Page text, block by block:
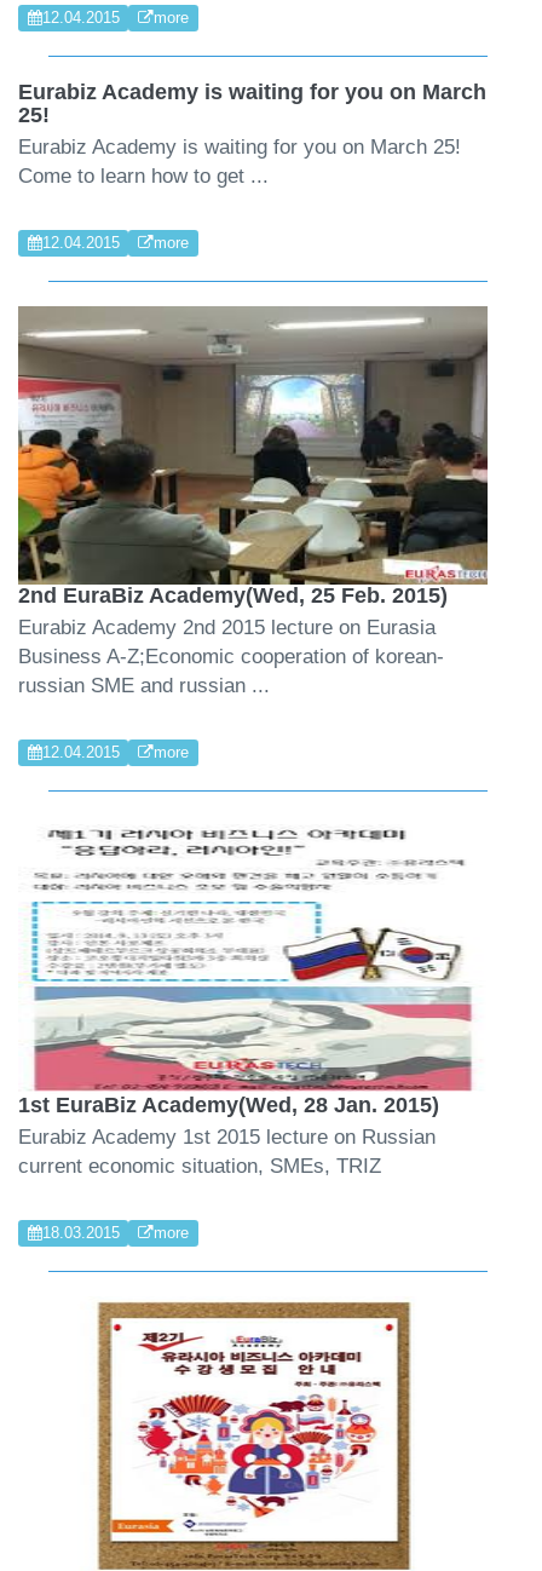
12.04.2015 more
Eurabiz Academy is waiting for you on March
25!
Eurabiz Academy is waiting for you on March 25!
Come to learn how to get ...
12.04.2015 more
2nd EuraBiz Academy(Wed, 25 Feb. 2015)
Eurabiz Academy 2nd 2015 lecture on Eurasia
Business A-Z;Economic cooperation of korean-
russian SME and russian ...
12.04.2015 more
1st EuraBiz Academy(Wed, 28 Jan. 2015)
Eurabiz Academy 1st 2015 lecture on Russian
current economic situation, SMEs, TRIZ
18.03.2015 more